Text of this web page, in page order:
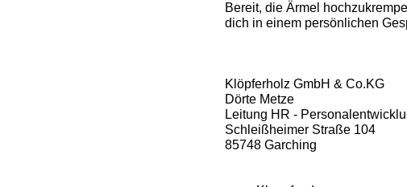
Bereit, die Ärmel
dich in einem persönlichen
Klöpferholz GmbH & Co.KG
Dörte Metze
Leitung HR -
Schleißheimer Straße 104
85748 Garching